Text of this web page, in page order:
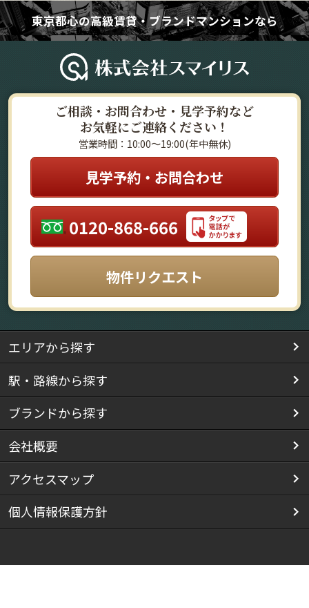
東京都心の高級賃貸・ブランドマンションなら
ご相談・お問合わせ・見学予約など
お気軽にご連絡ください！
営業時間：10:00～19:00(年中無休)
見学予約・お問合わせ
0120-868-666
物件リクエスト
エリアから探す
駅・路線から探す
ブランドから探す
会社概要
アクセスマップ
個人情報保護方針